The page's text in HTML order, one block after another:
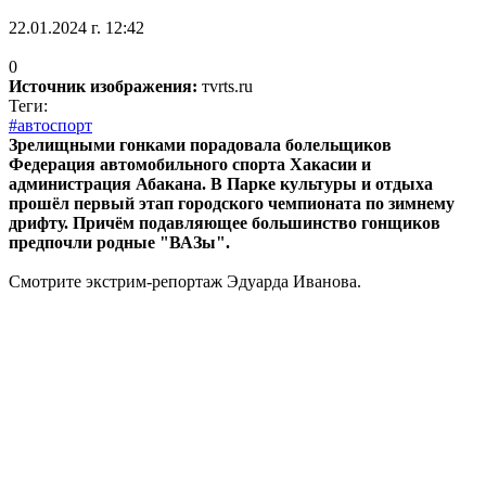
22.01.2024 г. 12:42
0
Источник изображения: тvrts.ru
Теги:
#автоспорт
Зрелищными гонками порадовала болельщиков
Федерация автомобильного спорта Хакасии и
администрация Абакана. В Парке культуры и отдыха
прошёл первый этап городского чемпионата по зимнему
дрифту. Причём подавляющее большинство гонщиков
предпочли родные "ВАЗы".
Смотрите экстрим-репортаж Эдуарда Иванова.